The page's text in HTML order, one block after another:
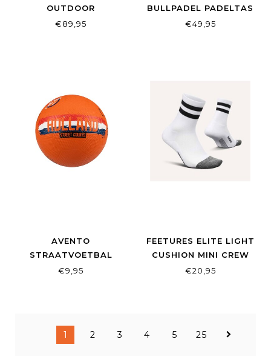
OUTDOOR
€89,95
BULLPADEL PADELTAS
TOUR ZWART
€49,95
AVENTO
STRAATVOETBAL
HOLLAND ORANJE
€9,95
FEETURES ELITE LIGHT
CUSHION MINI CREW
HIGH TOP STRIPE
€20,95
1 2 3 4 5 25